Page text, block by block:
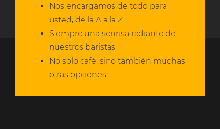
Nos encargamos de todo para
usted, de la A a la Z
Siempre una sonrisa radiante de
nuestros baristas
No solo café, sino también muchas
otras opciones